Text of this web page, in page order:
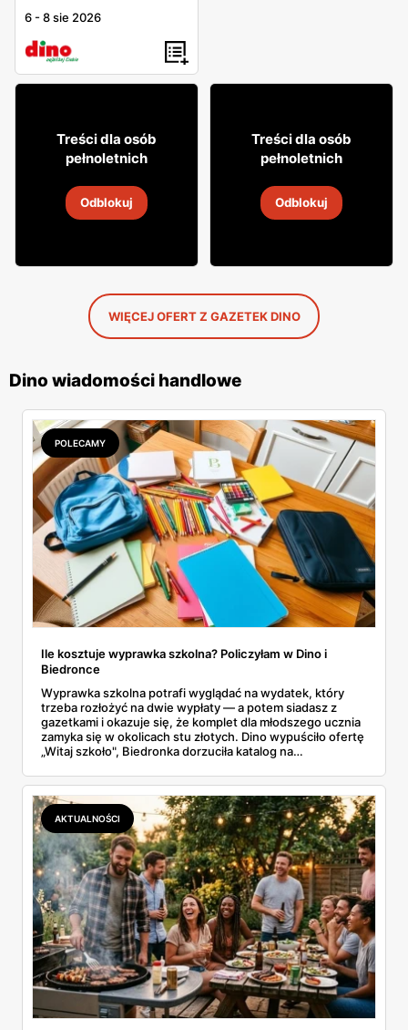
6 -8 sie 2026
119 99
14 sie 2026
Treści dla osób
pełnoletnich
Odblokuj
113 99
14 sie 2026
Treści dla osób
pełnoletnich
Odblokuj
WIĘCEJ OFERT Z GAZETEK DINO
Dino wiadomości handlowe
POLECAMY
Ile kosztuje wyprawka szkolna? Policzyłam w Dino i
Biedronce
Wyprawka szkolna potrafi wyglądać na wydatek, który
trzeba rozłożyć na dwie wypłaty — a potem siadasz z
gazetkami i okazuje się, że komplet dla młodszego ucznia
zamyka się w okolicach stu złotych. Dino wypuściło ofertę
„Witaj szkoło", Biedronka dorzuciła katalog na
Przejrzałam obie i policzyłam pozycja po pozycji: zeszyty,
piórniki, plecaki, farby, kleje. Poniżej cała lista przyborów
szkolnych z cenami i terminami.
AKTUALNOŚCI